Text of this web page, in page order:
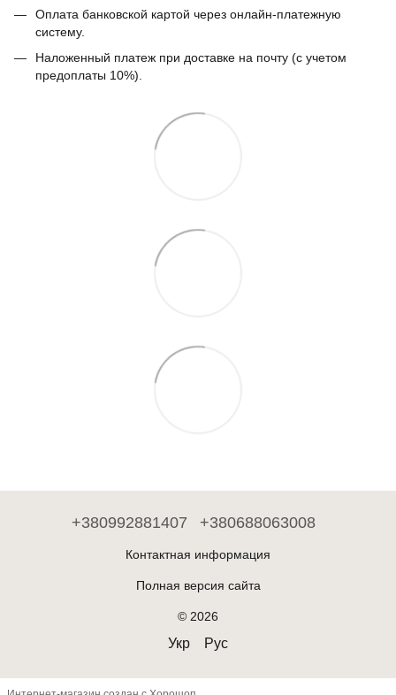
Оплата банковской картой через онлайн-платежную
систему.
Наложенный платеж при доставке на почту (с учетом
предоплаты 10%).
+380992881407 +380688063008
Контактная информация
Полная версия сайта
© 2026
Укр Рус